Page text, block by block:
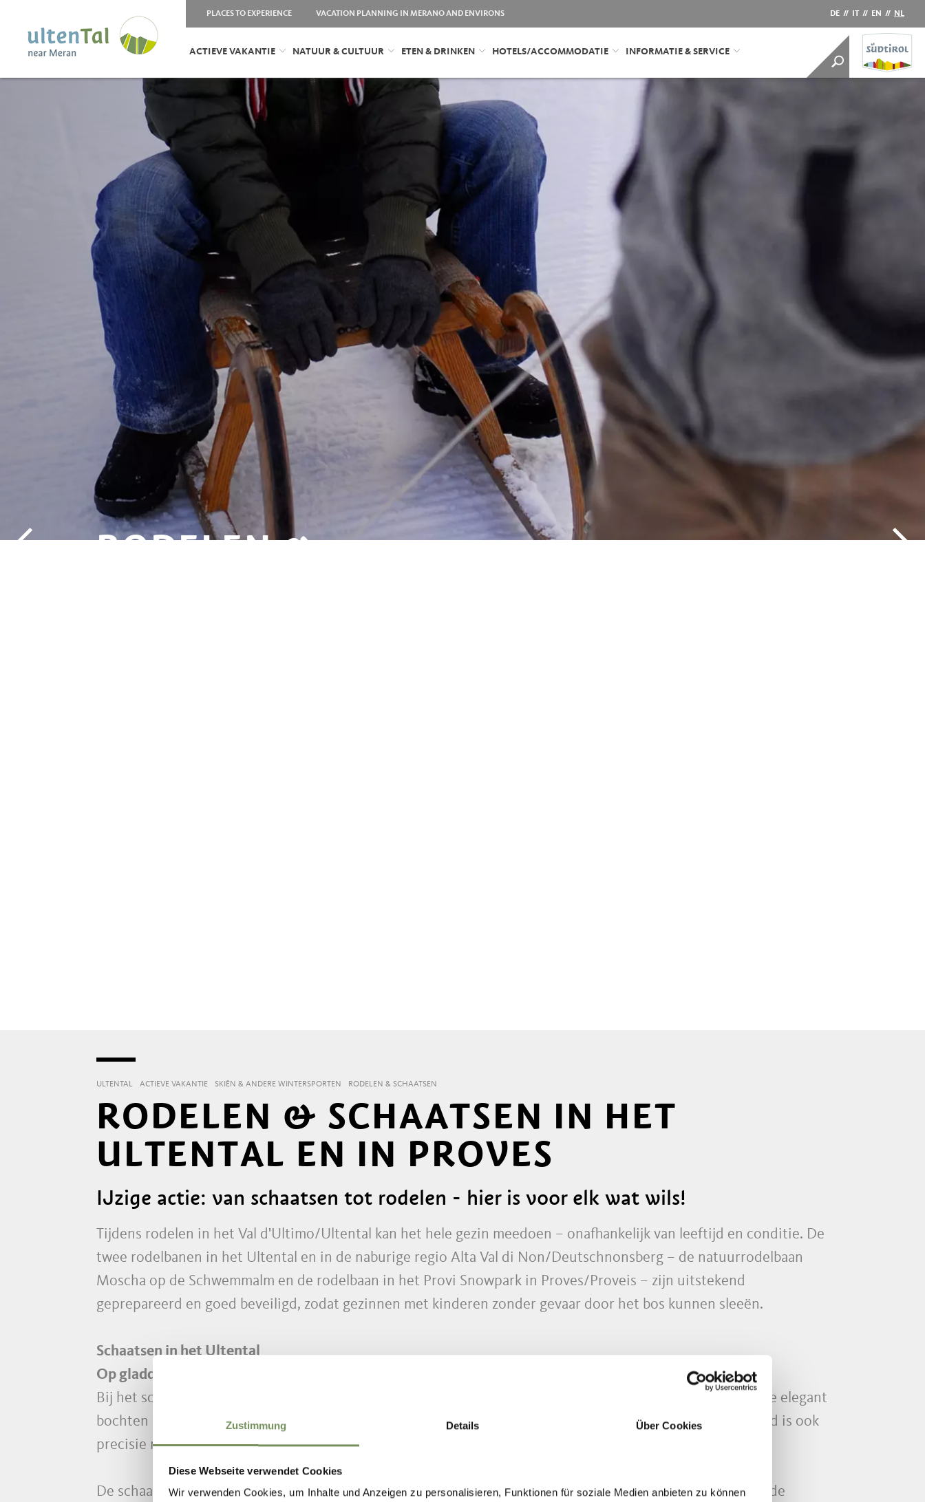
Zustimmung Details Über Cookies
Diese Webseite verwendet Cookies
Wir verwenden Cookies, um Inhalte und Anzeigen zu personalisieren, Funktionen für soziale Medien anbieten zu können
PLACES TO EXPERIENCE VACATION PLANNING IN MERANO AND ENVIRONS DE // IT // EN // NL
ACTIEVE VAKANTIE NATUUR & CULTUUR ETEN & DRINKEN HOTELS/ACCOMMODATIE INFORMATIE & SERVICE
RODELEN &
ULTENTAL ACTIEVE VAKANTIE SKIËN & ANDERE WINTERSPORTEN RODELEN & SCHAATSEN
RODELEN & SCHAATSEN IN HET
ULTENTAL EN IN PROVES
IJzige actie: van schaatsen tot rodelen - hier is voor elk wat wils!
Tijdens rodelen in het Val d'Ultimo/Ultental kan het hele gezin meedoen – onafhankelijk van leeftijd en conditie. De
twee rodelbanen in het Ultental en in de naburige regio Alta Val di Non/Deutschnonsberg – de natuurrodelbaan
Moscha op de Schwemmalm en de rodelbaan in het Provi Snowpark in Proves/Proveis – zijn uitstekend
geprepareerd en goed beveiligd, zodat gezinnen met kinderen zonder gevaar door het bos kunnen sleeën.
Schaatsen in het Ultental
Op gladde ijzers over het ijs
Bij het schaatsen in het Val d'Ultimo/Ultental blijkt welk gezinslid het evenwicht kan bewaren. Terwijl de ene elegant
bochten draait op het bevroren water, is de ander bezig met de volkssport ijsstokschieten. Naast handigheid is ook
precisie nodig om de ijsstokken zo dicht mogelijk bij het doel te brengen.
De schaatsbaan bij het plaatsje Pracupola/Kuppelwies is dagelijks geopend, behalve donderdags. De passende